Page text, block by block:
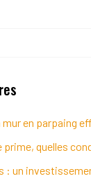
en parpaing
quelles
: un